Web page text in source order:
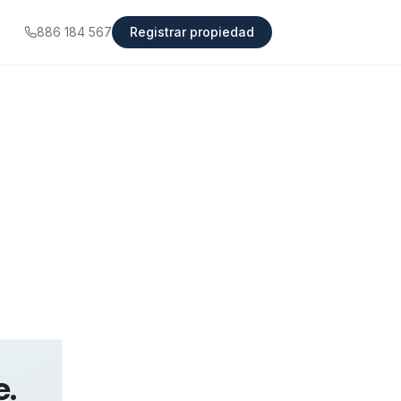
886 184 567 Registrar propiedad